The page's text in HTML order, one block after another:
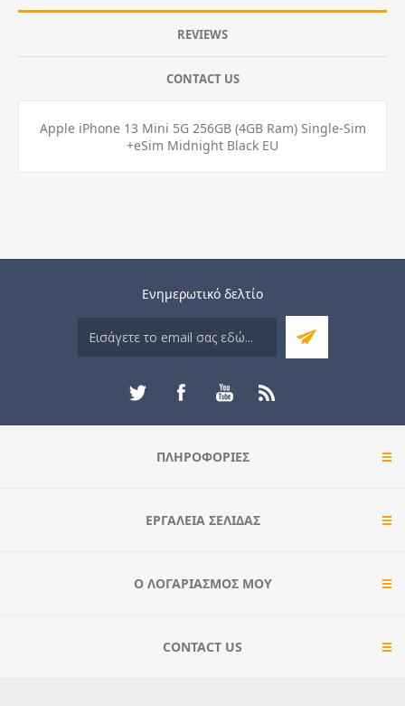
REVIEWS
CONTACT US
Apple iPhone 13 Mini 5G 256GB (4GB Ram) Single-Sim
+eSim Midnight Black EU
Ενημερωτικό δελτίο
ΠΛΗΡΟΦΟΡΊΕΣ
ΕΡΓΑΛΕΊΑ ΣΕΛΊΔΑΣ
Ο ΛΟΓΑΡΙΑΣΜΌΣ ΜΟΥ
CONTACT US